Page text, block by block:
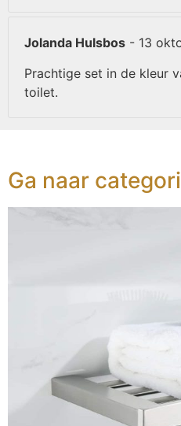
Jolanda Hulsbos - 13
Prachtige set in de kleur
toilet.
Ga naar